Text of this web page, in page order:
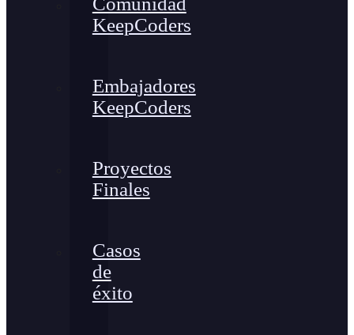
KeepCoders
Embajadores
KeepCoders
Proyectos
Finales
Casos
de
éxito